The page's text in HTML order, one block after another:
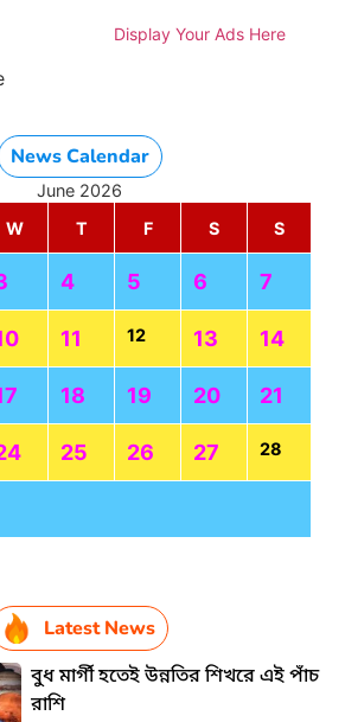
Display Your Ads Here
News Calendar
June 2026
W T F S S
4 5 6 7
11 12 13 14
18 19 20 21
25 26 27 28
Latest News
বুধ মার্গী হতেই উন্নতির শিখরে এই পাঁচ
রাশি